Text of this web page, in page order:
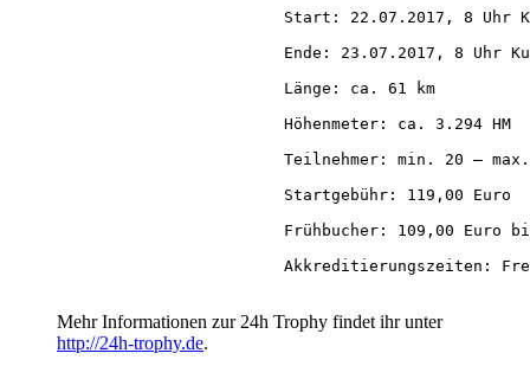
Mehr Informationen zur 24h Trophy findet ihr unter
http://24h-trophy.de.